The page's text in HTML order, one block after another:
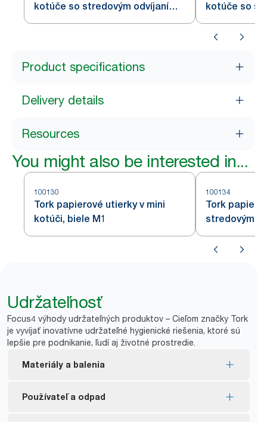
kotúče so stredovým odvíjaním,
biely a tyrkysový M3
kotúče so
biely M3
Product specifications
Delivery details
Resources
You might also be interested in...
100130
Tork papierové utierky v mini
kotúči, biele M1
100134
Tork
stredovým
Udržateľnosť
Focus4 výhody udržateľných produktov – Cieľom značky Tork
je vyvíjať inovatívne udržateľné hygienické riešenia, ktoré sú
lepšie pre podnikanie, ľudí aj životné prostredie.
Materiály a balenia
Označenie FSC® – vyrobené z vláken zo
Používateľ a odpad